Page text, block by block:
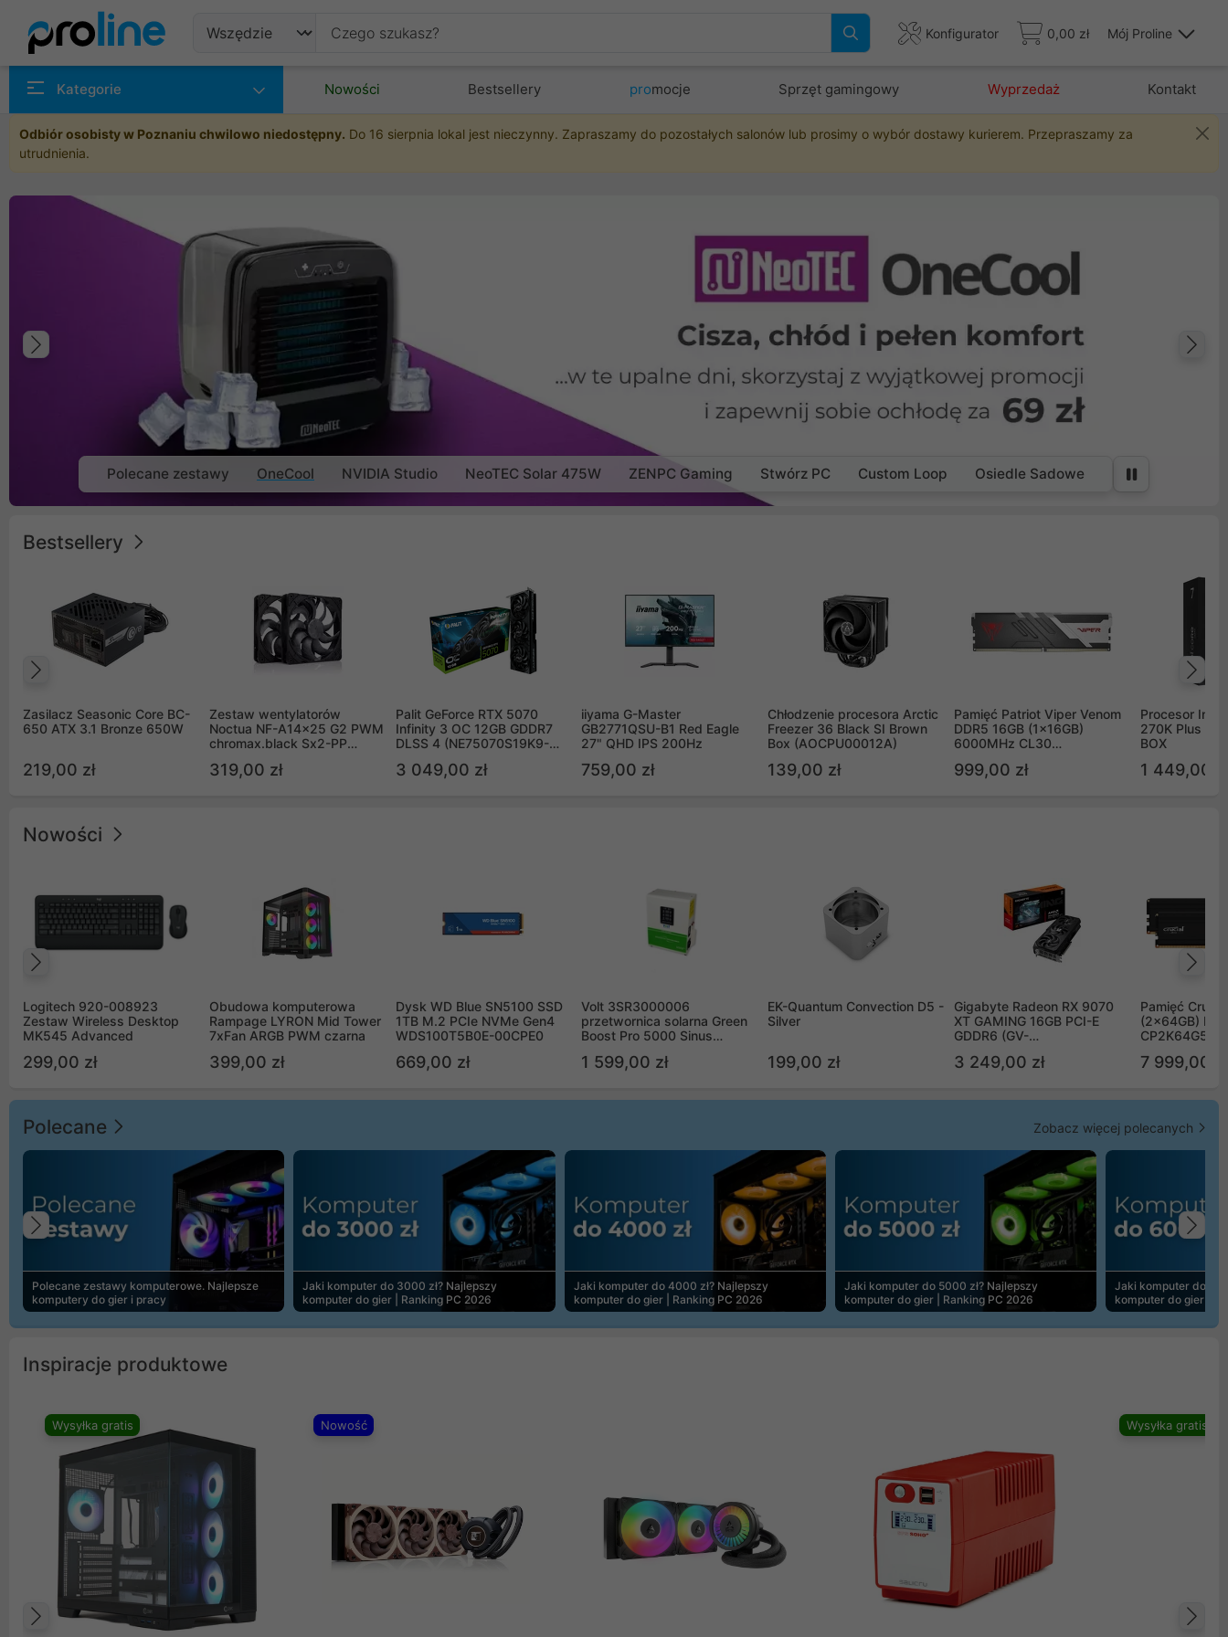
Konfigurator 0,00 zł Mój Proline
Kategorie Nowości Bestsellery promocje Sprzęt gamingowy Wyprzedaż Kontakt
Odbiór osobisty w Poznaniu chwilowo niedostępny. Do 16 sierpnia lokal jest nieczynny. Zapraszamy do pozostałych salonów lub prosimy o wybór dostawy kurierem. Przepraszamy za
utrudnienia.
Poprzedni
Polecane zestawy OneCool NVIDIA Studio NeoTEC Solar 475W ZENPC Gaming Stwórz PC Custom Loop Osiedle Sadowe
Bestsellery
Zasilacz Seasonic Core BC-
650 ATX 3.1 Bronze 650W
219,00 zł
Zestaw wentylatorów
Noctua NF-A14x25 G2 PWM
chromax.black Sx2-PP
(2szt)
319,00 zł
Palit GeForce RTX 5070
Infinity 3 OC 12GB GDDR7
DLSS 4 (NE75070S19K9-
3 049,00 zł
iiyama G-Master
GB2771QSU-B1 Red Eagle
27" QHD IPS 200Hz
759,00 zł
Chłodzenie procesora Arctic
Freezer 36 Black SI Brown
Box (AOCPU00012A)
139,00 zł
Pamięć Patriot Viper Venom
DDR5 16GB (1x16GB)
6000MHz CL30
999,00 zł
Procesor Intel
270K Plus
BOX
1 449,00 zł
Nowości
Logitech 920-008923
Zestaw Wireless Desktop
MK545 Advanced
299,00 zł
Obudowa komputerowa
Rampage LYRON Mid Tower
7xFan ARGB PWM czarna
399,00 zł
Dysk WD Blue SN5100 SSD
1TB M.2 PCIe NVMe Gen4
WDS100T5B0E-00CPE0
669,00 zł
Volt 3SR3000006
przetwornica solarna Green
Boost Pro 5000 Sinus
1 599,00 zł
EK-Quantum Convection D5 -
Silver
199,00 zł
Gigabyte Radeon RX 9070
XT GAMING 16GB PCI-E
GDDR6 (GV-
3 249,00 zł
Pamięć
(2x64GB)
7 999,00 zł
Polecane Zobacz więcej polecanych
Polecane zestawy komputerowe. Najlepsze
komputery do gier i pracy
Jaki komputer do 3000 zł? Najlepszy
komputer do gier | Ranking PC 2026
Jaki komputer do 4000 zł? Najlepszy
komputer do gier | Ranking PC 2026
Jaki komputer do 5000 zł? Najlepszy
komputer do gier | Ranking PC 2026
Jaki komputer do
komputer do gier |
Poprzedni
Inspiracje produktowe
Wysyłka gratis Nowość Wysyłka gratis